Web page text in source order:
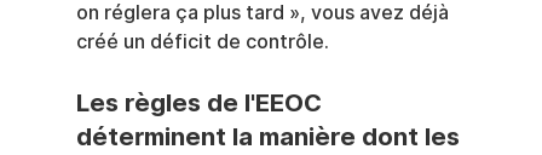
on réglera ça plus tard », vous avez déjà
créé un déficit de contrôle.
Les règles de l'EEOC
déterminent la manière dont les